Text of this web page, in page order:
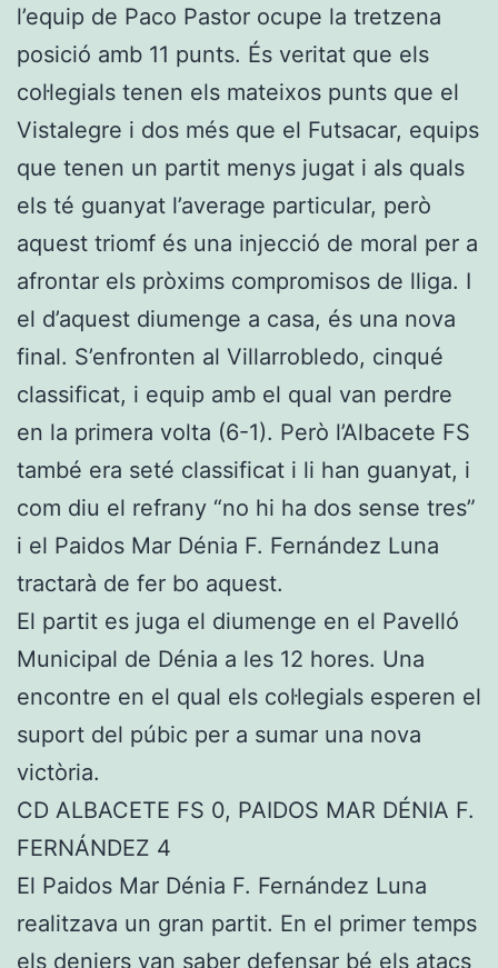
l’equip de Paco Pastor ocupe la tretzena
posició amb 11 punts. És veritat que els
col·legials tenen els mateixos punts que el
Vistalegre i dos més que el Futsacar, equips
que tenen un partit menys jugat i als quals
els té guanyat l’average particular, però
aquest triomf és una injecció de moral per a
afrontar els pròxims compromisos de lliga. I
el d’aquest diumenge a casa, és una nova
final. S’enfronten al Villarrobledo, cinqué
classificat, i equip amb el qual van perdre
en la primera volta (6-1). Però l’Albacete FS
també era seté classificat i li han guanyat, i
com diu el refrany “no hi ha dos sense tres”
i el Paidos Mar Dénia F. Fernández Luna
tractarà de fer bo aquest.
El partit es juga el diumenge en el Pavelló
Municipal de Dénia a les 12 hores. Una
encontre en el qual els col·legials esperen el
suport del púbic per a sumar una nova
victòria.
CD ALBACETE FS 0, PAIDOS MAR DÉNIA F.
FERNÁNDEZ 4
El Paidos Mar Dénia F. Fernández Luna
realitzava un gran partit. En el primer temps
els deniers van saber defensar bé els atacs